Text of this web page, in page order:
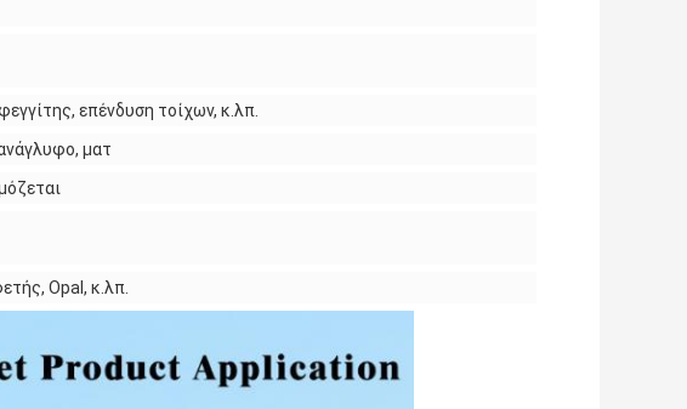
επένδυση τοίχων, κ.λπ.
ματ
Opal, κ.λπ.